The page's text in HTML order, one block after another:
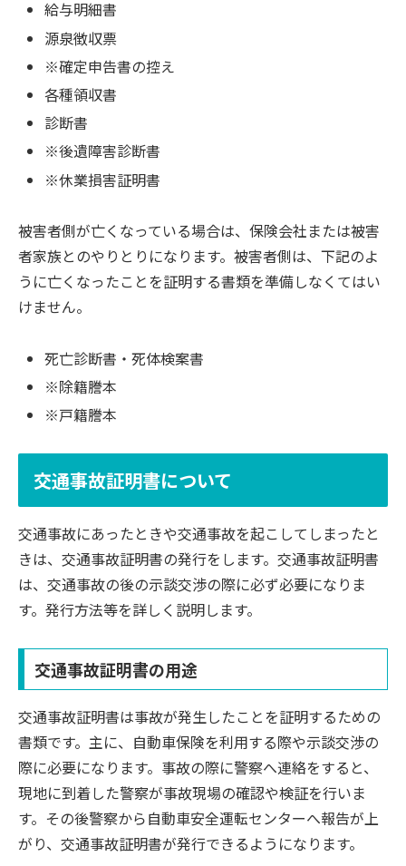
給与明細書
源泉徴収票
※確定申告書の控え
各種領収書
診断書
※後遺障害診断書
※休業損害証明書
被害者側が亡くなっている場合は、保険会社または被害
者家族とのやりとりになります。被害者側は、下記のよ
うに亡くなったことを証明する書類を準備しなくてはい
けません。
死亡診断書・死体検案書
※除籍謄本
※戸籍謄本
交通事故証明書について
交通事故にあったときや交通事故を起こしてしまったと
きは、交通事故証明書の発行をします。交通事故証明書
は、交通事故の後の示談交渉の際に必ず必要になりま
す。発行方法等を詳しく説明します。
交通事故証明書の用途
交通事故証明書は事故が発生したことを証明するための
書類です。主に、自動車保険を利用する際や示談交渉の
際に必要になります。事故の際に警察へ連絡をすると、
現地に到着した警察が事故現場の確認や検証を行いま
す。その後警察から自動車安全運転センターへ報告が上
がり、交通事故証明書が発行できるようになります。